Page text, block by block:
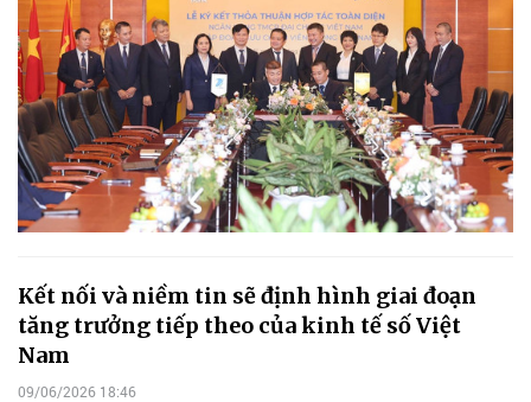
Kết nối và niềm tin sẽ định hình giai đoạn
tăng trưởng tiếp theo của kinh tế số Việt
Nam
09/06/2026 18:46